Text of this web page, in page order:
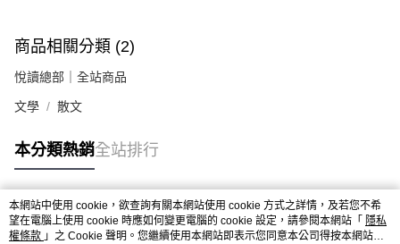
商品相關分類 (2)
悅讀總部｜全站商品
文學 散文
本分類熱銷全站排行
熱門標籤
本網站中使用 cookie，欲查詢有關本網站使用 cookie 方式之詳情，及若您不希
望在電腦上使用 cookie 時應如何變更電腦的 cookie 設定，請參閱本網站「 隱私
權條款 」之 Cookie 聲明。您繼續使用本網站即表示您同意本公司得按本網站使